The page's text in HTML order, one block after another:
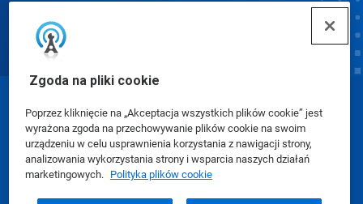
Zgoda na pliki cookie
Poprzez kliknięcie na „Akceptacja wszystkich plików cookie” jest
wyrażona zgoda na przechowywanie plików cookie na swoim
urządzeniu w celu usprawnienia korzystania z nawigacji strony,
analizowania wykorzystania strony i wsparcia naszych działań
marketingowych. Polityka plików cookie
© Ecolab Inc. 2025
Karty charakterystyki (SDS)|Polityka prywatności
Warunki użytkowania